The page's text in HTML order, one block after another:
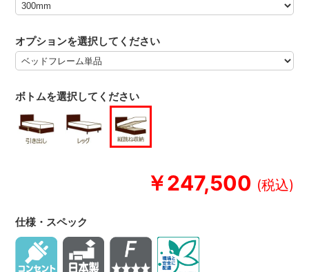
￥247,500
オプションを選択してください
ボトムを選択してください
仕様・スペック